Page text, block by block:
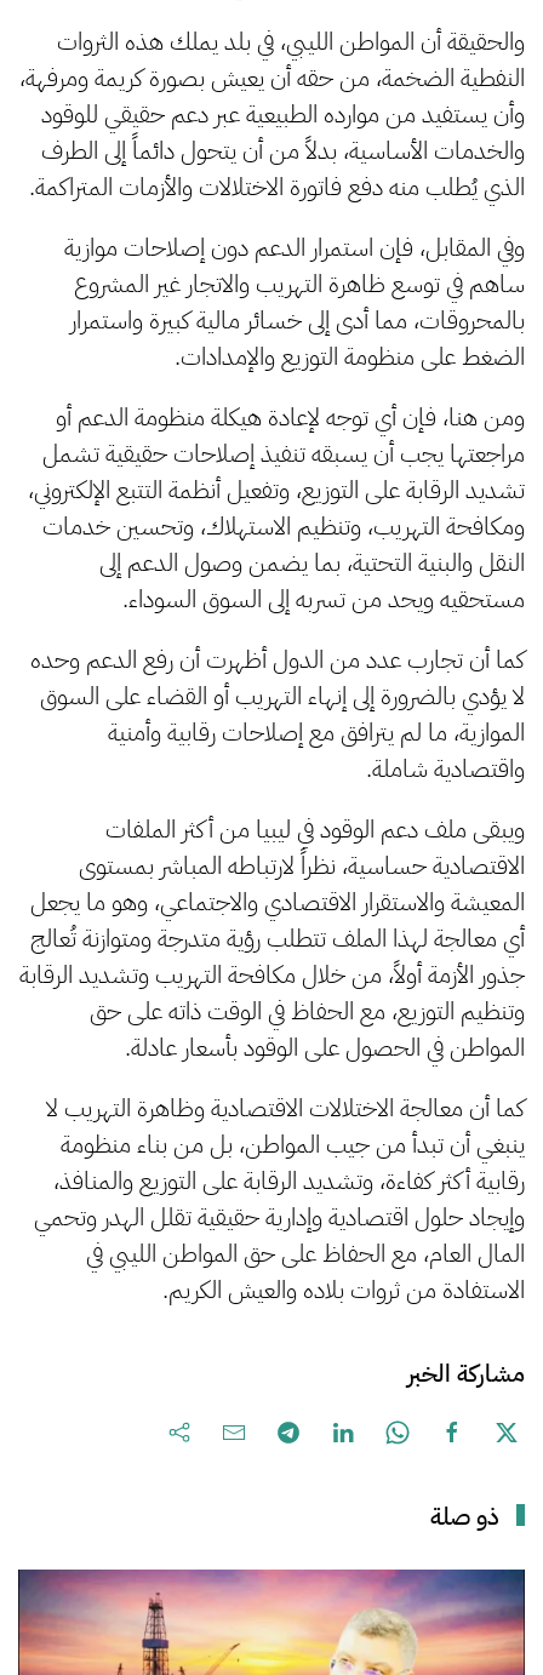
والحقيقة أن المواطن الليبي، في بلد يملك هذه الثروات
النفطية الضخمة، من حقه أن يعيش بصورة كريمة ومرفهة،
وأن يستفيد من موارده الطبيعية عبر دعم حقيقي للوقود
والخدمات الأساسية، بدلاً من أن يتحول دائماً إلى الطرف
الذي يُطلب منه دفع فاتورة الاختلالات والأزمات المتراكمة.
وفي المقابل، فإن استمرار الدعم دون إصلاحات موازية
ساهم في توسع ظاهرة التهريب والاتجار غير المشروع
بالمحروقات، مما أدى إلى خسائر مالية كبيرة واستمرار
الضغط على منظومة التوزيع والإمدادات.
ومن هنا، فإن أي توجه لإعادة هيكلة منظومة الدعم أو
مراجعتها يجب أن يسبقه تنفيذ إصلاحات حقيقية تشمل
تشديد الرقابة على التوزيع، وتفعيل أنظمة التتبع الإلكتروني،
ومكافحة التهريب، وتنظيم الاستهلاك، وتحسين خدمات
النقل والبنية التحتية، بما يضمن وصول الدعم إلى
مستحقيه ويحد من تسربه إلى السوق السوداء.
كما أن تجارب عدد من الدول أظهرت أن رفع الدعم وحده
لا يؤدي بالضرورة إلى إنهاء التهريب أو القضاء على السوق
الموازية، ما لم يترافق مع إصلاحات رقابية وأمنية
واقتصادية شاملة.
ويبقى ملف دعم الوقود في ليبيا من أكثر الملفات
الاقتصادية حساسية، نظراً لارتباطه المباشر بمستوى
المعيشة والاستقرار الاقتصادي والاجتماعي، وهو ما يجعل
أي معالجة لهذا الملف تتطلب رؤية متدرجة ومتوازنة تُعالج
جذور الأزمة أولاً، من خلال مكافحة التهريب وتشديد الرقابة
وتنظيم التوزيع، مع الحفاظ في الوقت ذاته على حق
المواطن في الحصول على الوقود بأسعار عادلة.
كما أن معالجة الاختلالات الاقتصادية وظاهرة التهريب لا
ينبغي أن تبدأ من جيب المواطن، بل من بناء منظومة
رقابية أكثر كفاءة، وتشديد الرقابة على التوزيع والمنافذ،
وإيجاد حلول اقتصادية وإدارية حقيقية تقلل الهدر وتحمي
المال العام، مع الحفاظ على حق المواطن الليبي في
الاستفادة من ثروات بلاده والعيش الكريم.
مشاركة الخبر
ذو صلة